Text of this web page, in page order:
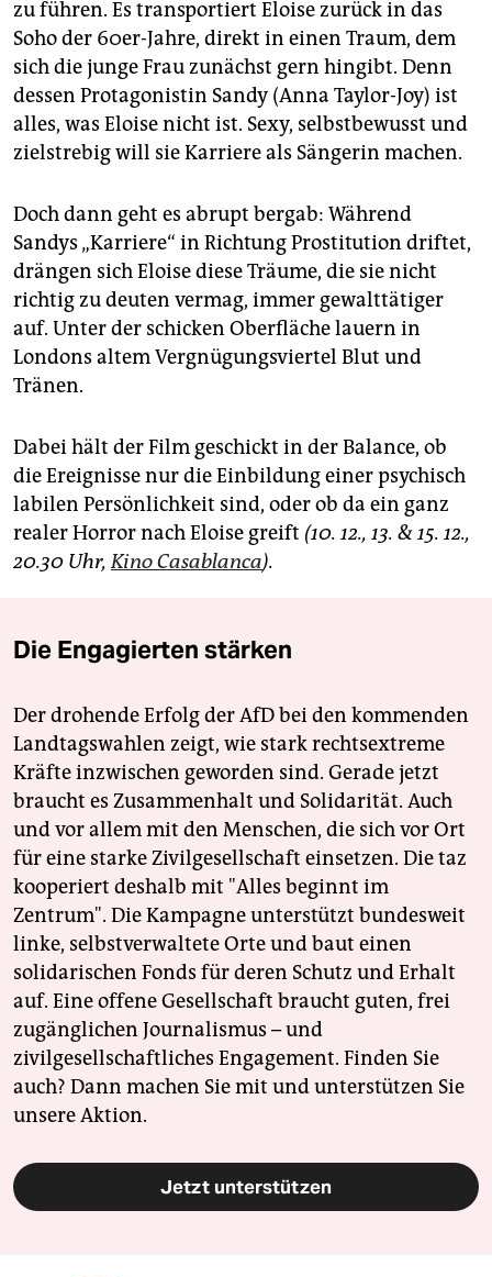
zu führen. Es transportiert Eloise zurück in das
Soho der 60er-Jahre, direkt in einen Traum, dem
sich die junge Frau zunächst gern hingibt. Denn
dessen Protagonistin Sandy (Anna Taylor-Joy) ist
alles, was Eloise nicht ist. Sexy, selbstbewusst und
zielstrebig will sie Karriere als Sängerin machen.
Doch dann geht es abrupt bergab: Während
Sandys „Karriere“ in Richtung Prostitution driftet,
drängen sich Eloise diese Träume, die sie nicht
richtig zu deuten vermag, immer gewalttätiger
auf. Unter der schicken Oberfläche lauern in
Londons altem Vergnügungsviertel Blut und
Tränen.
Dabei hält der Film geschickt in der Balance, ob
die Ereignisse nur die Einbildung einer psychisch
labilen Persönlichkeit sind, oder ob da ein ganz
realer Horror nach Eloise greift (10. 12., 13. & 15. 12.,
20.30 Uhr,Kino Casablanca).
Die Engagierten stärken
Der drohende Erfolg der AfD bei den kommenden
Landtagswahlen zeigt, wie stark rechtsextreme
Kräfte inzwischen geworden sind. Gerade jetzt
braucht es Zusammenhalt und Solidarität. Auch
und vor allem mit den Menschen, die sich vor Ort
für eine starke Zivilgesellschaft einsetzen. Die taz
kooperiert deshalb mit "Alles beginnt im
Zentrum". Die Kampagne unterstützt bundesweit
linke, selbstverwaltete Orte und baut einen
solidarischen Fonds für deren Schutz und Erhalt
auf. Eine offene Gesellschaft braucht guten, frei
zugänglichen Journalismus – und
zivilgesellschaftliches Engagement. Finden Sie
auch? Dann machen Sie mit und unterstützen Sie
unsere Aktion.
Jetzt unterstützen